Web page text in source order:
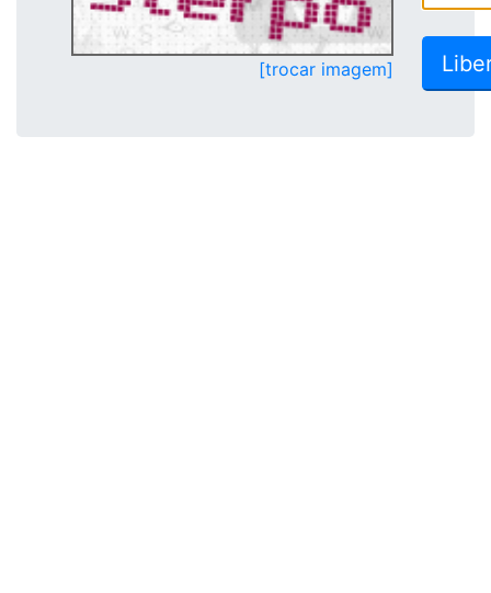
[trocar imagem]